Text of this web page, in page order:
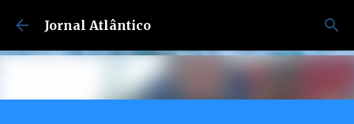
Pular para o conteúdo principal
Jornal Atlântico